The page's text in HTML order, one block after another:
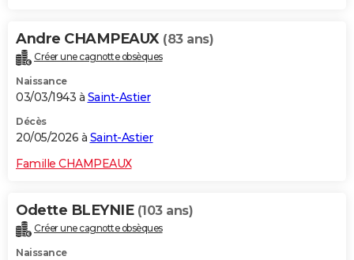
Andre CHAMPEAUX (83 ans)
Créer une cagnotte obsèques
Naissance
03/03/1943 à Saint-Astier
Décès
20/05/2026 à Saint-Astier
Famille CHAMPEAUX
Odette BLEYNIE (103 ans)
Créer une cagnotte obsèques
Naissance